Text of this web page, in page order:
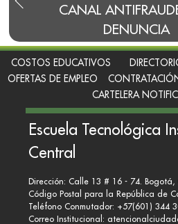
CANAL
DENUNCIA
COSTOS EDUCATIVOS
OFERTAS DE EMPLEO
CARTELERA
Escuela Tecnológica
Central
Dirección: Calle 13 # 16 - 74. Bogotá,
Código Postal para la República de
Teléfono Conmutador: +57(601) 344
Correo Institucional: